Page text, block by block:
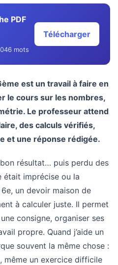
PDF
mots
Télécharger
est un travail à faire en
le cours sur les nombres,
Le professeur attend
des calculs vérifiés,
et une réponse rédigée.
résultat… puis perdu des
était imprécise ou la
un devoir maison de
à calculer juste. Il permet
consigne, organiser ses
propre. Quand j’aide un
souvent la même chose :
même un exercice difficile